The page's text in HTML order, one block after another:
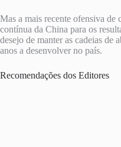
Mas a mais recente ofensiva de
contínua da China para os
desejo de manter as cadeias de
anos a desenvolver no país.
Recomendações dos Editores